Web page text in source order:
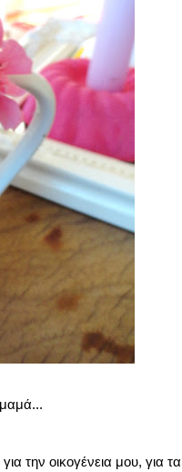
την οικογένεια μου, για